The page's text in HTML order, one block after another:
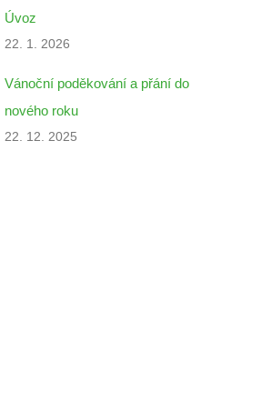
Úvoz
22. 1. 2026
Vánoční poděkování a přání do
nového roku
22. 12. 2025